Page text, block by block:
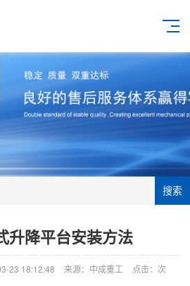
搜索
升降平台安装方法
23 18:12:48 来源：中成重工 点击： 次